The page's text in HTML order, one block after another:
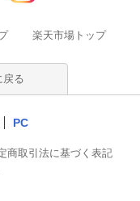
楽天市場トップ
戻る
PC
商取引法に基づく表記